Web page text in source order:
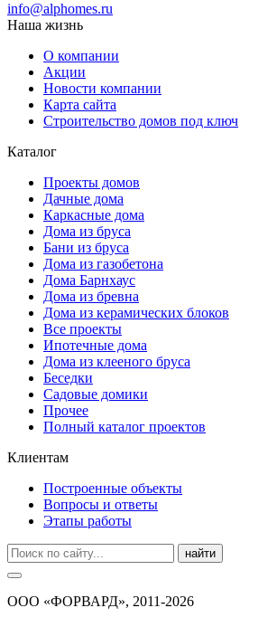
info@alphomes.ru
Наша жизнь
О компании
Акции
Новости компании
Карта сайта
Строительство домов под ключ
Каталог
Проекты домов
Дачные дома
Каркасные дома
Дома из бруса
Бани из бруса
Дома из газобетона
Дома Барнхаус
Дома из бревна
Дома из керамических блоков
Все проекты
Ипотечные дома
Дома из клееного бруса
Беседки
Садовые домики
Прочее
Полный каталог проектов
Клиентам
Построенные объекты
Вопросы и ответы
Этапы работы
найти
ООО «ФОРВАРД», 2011-2026